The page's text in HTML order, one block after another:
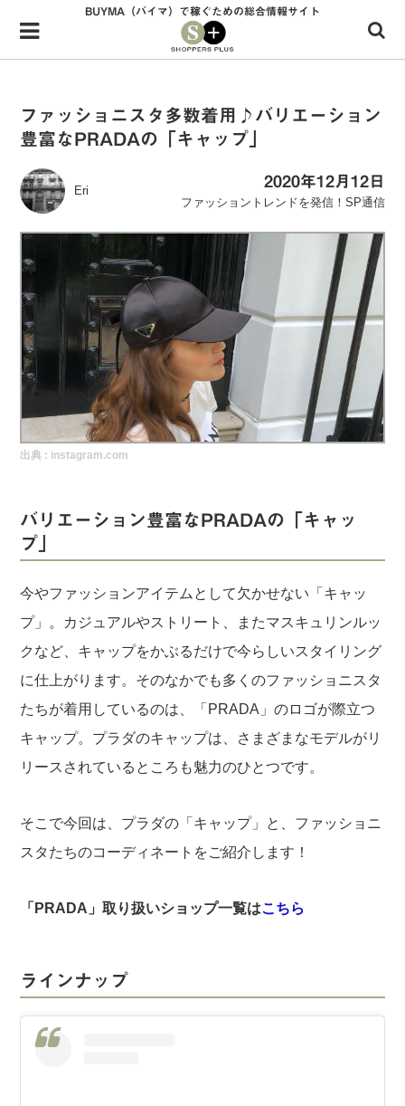
Menu
HOME
34歳独身OLバイマ実践記
無在庫で自由気ままに稼ぐ！バイマ実践記
BUYMAで人気のブランド
BUYMAの売れ筋商品
実録！海外ショップで買ってみた！
海外SHOP LIST
BUYMA（バイマ）で稼ぐための総合情報サイト
ファッショニスタ多数着用♪バリエーション
豊富なPRADAの「キャップ」
Eri
2020年12月12日
ファッショントレンドを発信！SP通信
出典 : instagram.com
バリエーション豊富なPRADAの「キャッ
プ」
今やファッションアイテムとして欠かせない「キャッ
プ」。カジュアルやストリート、またマスキュリンルッ
クなど、キャップをかぶるだけで今らしいスタイリング
に仕上がります。そのなかでも多くのファッショニスタ
たちが着用しているのは、「PRADA」のロゴが際立つ
キャップ。プラダのキャップは、さまざまなモデルがリ
リースされているところも魅力のひとつです。
そこで今回は、プラダの「キャップ」と、ファッショニ
スタたちのコーディネートをご紹介します！
「PRADA」取り扱いショップ一覧はこちら
ラインナップ